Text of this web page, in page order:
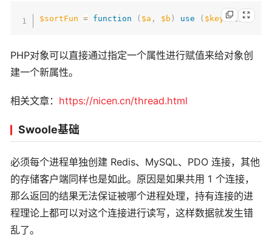
$sortFun = function ( $a , $b ) use ( $key ) {}
PHP对象可以直接通过指定一个属性进行赋值来给对象创
建一个新属性。
相关文章： https://nicen.cn/thread.html
Swoole基础
必须每个进程单独创建 Redis、MySQL、PDO 连接，其他
的存储客户端同样也是如此。原因是如果共用 1 个连接，
那么返回的结果无法保证被哪个进程处理，持有连接的进
程理论上都可以对这个连接进行读写，这样数据就发生错
乱了。